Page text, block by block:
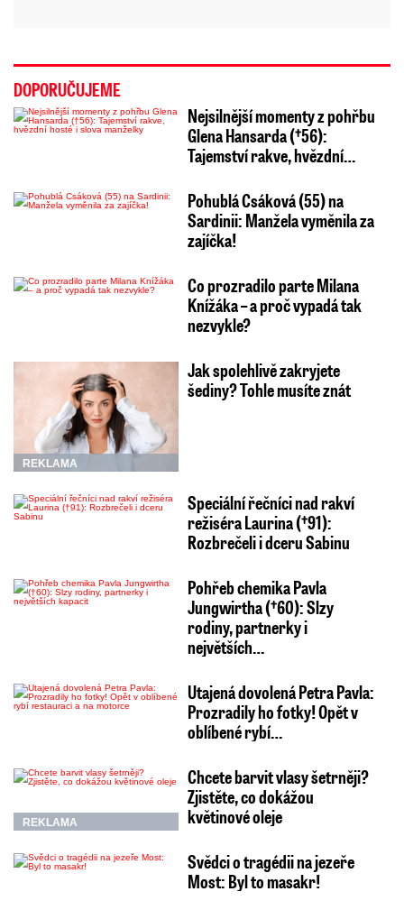
DOPORUČUJEME
Nejsilnější momenty z pohřbu
Glena Hansarda (†56):
Tajemství rakve, hvězdní…
Pohublá Csáková (55) na
Sardinii: Manžela vyměnila za
zajíčka!
Co prozradilo parte Milana
Knížáka – a proč vypadá tak
nezvykle?
REKLAMA
Jak spolehlivě zakryjete
šediny? Tohle musíte znát
Speciální řečníci nad rakví
režiséra Laurina (†91):
Rozbrečeli i dceru Sabinu
Pohřeb chemika Pavla
Jungwirtha (†60): Slzy
rodiny, partnerky i
největších…
Utajená dovolená Petra Pavla:
Prozradily ho fotky! Opět v
oblíbené rybí…
REKLAMA
Chcete barvit vlasy šetrněji?
Zjistěte, co dokážou
květinové oleje
Svědci o tragédii na jezeře
Most: Byl to masakr!